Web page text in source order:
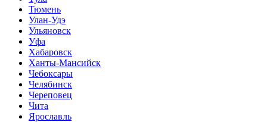
Тюмень
Улан-Удэ
Ульяновск
Уфа
Хабаровск
Ханты-Мансийск
Чебоксары
Челябинск
Череповец
Чита
Ярославль